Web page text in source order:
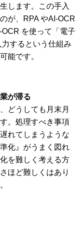
します。この手入
が、RPA やAI-OCR
を使って「電子
するという仕組み
能です。
が滞る
どうしても月末月
。処理すべき事項
れてしまうような
化』がうまく図れ
を難しく考える方
ほど難しくはあり